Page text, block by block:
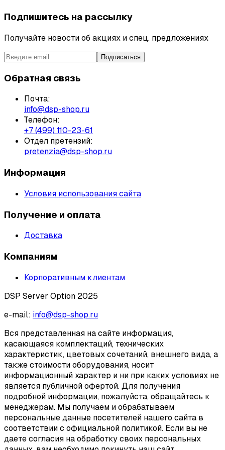
Подпишитесь на рассылку
Получайте новости об акциях и спец. предложениях
Подписаться
Обратная связь
Почта:
info@dsp-shop.ru
Телефон:
+7 (499) 110-23-61
Отдел претензий:
pretenzia@dsp-shop.ru
Информация
Условия использования сайта
Получение и оплата
Доставка
Компаниям
Корпоративным клиентам
DSP Server Option 2025
e-mail: info@dsp-shop.ru
Вся представленная на сайте информация,
касающаяся комплектаций, технических
характеристик, цветовых сочетаний, внешнего вида, а
также стоимости оборудования, носит
информационный характер и ни при каких условиях не
является публичной офертой. Для получения
подробной информации, пожалуйста, обращайтесь к
менеджерам. Мы получаем и обрабатываем
персональные данные посетителей нашего сайта в
соответствии с официальной политикой. Если вы не
даете согласия на обработку своих персональных